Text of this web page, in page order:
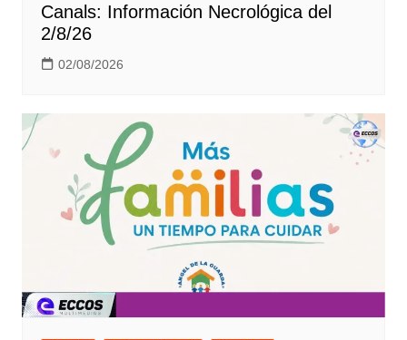
Canals: Información Necrológica del
2/8/26
02/08/2026